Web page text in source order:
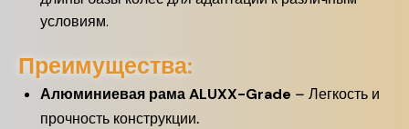
условиям.
Преимущества:
Алюминиевая рама ALUXX-Grade – Легкость и
прочность конструкции.